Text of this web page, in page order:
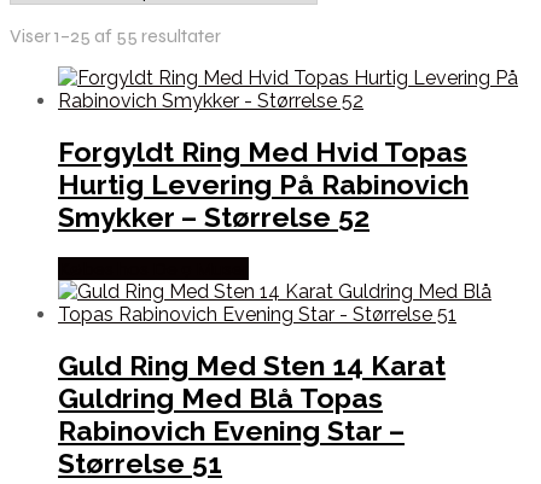
Viser 1–25 af 55 resultater
Forgyldt Ring Med Hvid Topas
Hurtig Levering På Rabinovich
Smykker – Størrelse 52
Guld Ring Med Sten 14 Karat
Guldring Med Blå Topas
Rabinovich Evening Star –
Størrelse 51